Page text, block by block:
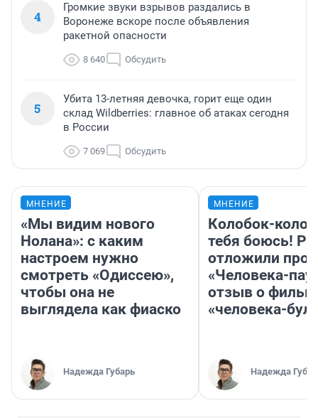
4
Громкие звуки взрывов раздались в
Воронеже вскоре после объявления
ракетной опасности
8 640 Обсудить
5
Убита 13-летняя девочка, горит еще один
склад Wildberries: главное об атаках сегодня
в России
7 069 Обсудить
МНЕНИЕ
«Мы видим нового
Нолана»: с каким
настроем нужно
смотреть «Одиссею»,
чтобы она не
выглядела как фиаско
Надежда Губарь
МНЕНИЕ
Колобок-
тебя боюсь!
отложили
«Человека-
отзыв о
«человека-
Надежда